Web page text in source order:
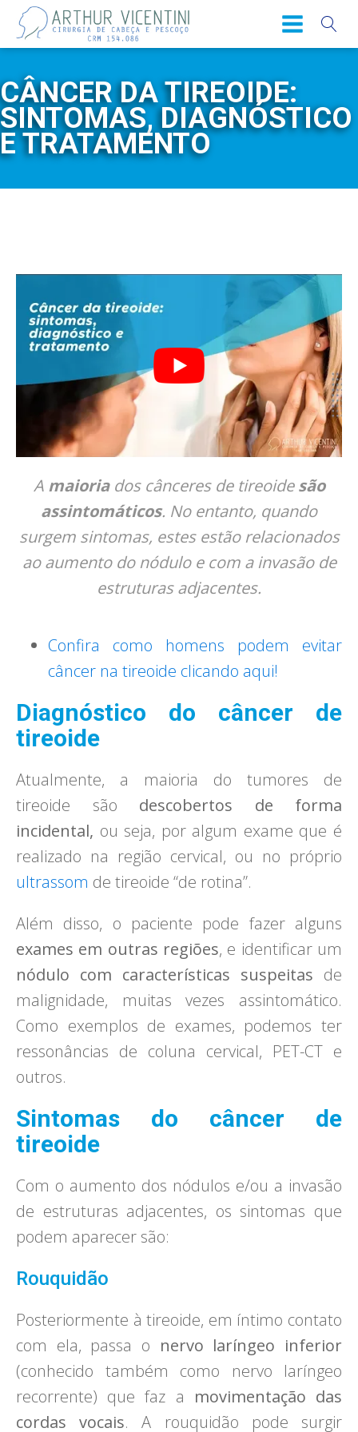
CÂNCER DA TIREOIDE:
SINTOMAS, DIAGNÓSTICO
E TRATAMENTO
Amaioriados cânceres de tireoidesão
assintomáticos. No entanto, quando
surgem sintomas, estes estão relacionados
ao aumento do nódulo e com a invasão de
estruturas adjacentes.
Confira como homens podem evitar
câncer na tireoide clicando aqui!
Diagnóstico do câncer de
tireoide
Atualmente, a maioria do tumores de
tireoide são descobertos de forma
incidental, ou seja, por algum exame que é
realizado na região cervical, ou no próprio
ultrassom de tireoide “de rotina”.
Além disso, o paciente pode fazer alguns
exames em outras regiões, e identificar um
nódulo com características suspeitas de
malignidade, muitas vezes assintomático.
Como exemplos de exames, podemos ter
ressonâncias de coluna cervical, PET-CT e
outros.
Sintomas do câncer de
tireoide
Com o aumento dos nódulos e/ou a invasão
de estruturas adjacentes, os sintomas que
podem aparecer são:
Rouquidão
Posteriormente à tireoide, em íntimo contato
com ela, passa o nervo laríngeo inferior
(conhecido também como nervo laríngeo
recorrente) que faz a movimentação das
cordas vocais. A rouquidão pode surgir